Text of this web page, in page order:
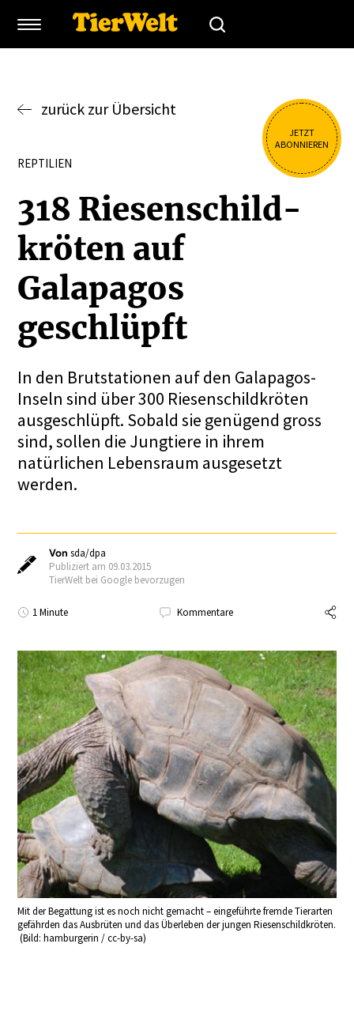
JETZT
ABONNIEREN
zurück zur Übersicht
REPTILIEN
318 Riesen­schild­
kröten auf
Galapagos
geschlüpft
In den Brutstationen auf den Galapagos-
Inseln sind über 300 Riesenschildkröten
ausgeschlüpft. Sobald sie genügend gross
sind, sollen die Jungtiere in ihrem
natürlichen Lebensraum ausgesetzt
werden.
Vonsda/dpa
Publiziert am 09.03.2015
TierWelt bei Google bevorzugen
1 Minute Kommentare
Mit der Begattung ist es noch nicht gemacht – eingeführte fremde Tierarten
gefährden das Ausbrüten und das Überleben der jungen Riesenschildkröten.
(Bild: hamburgerin / cc-by-sa)